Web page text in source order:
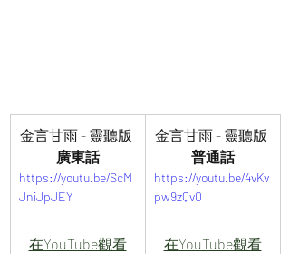
金言甘雨 - 靈聽版
廣東話
https://youtu.be/ScM
JniJpJEY
在YouTube觀看
金言甘雨 - 靈聽版
普通話
https://youtu.be/4vKv
pw9zQv0
在YouTube觀看